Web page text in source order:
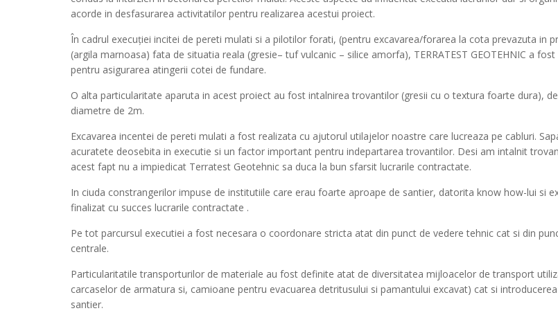
acorde in desfasurarea activitatilor pentru realizarea acestui proiect.
În cadrul execuției incitei de pereti mulati si a pilotilor forati, (pentru excavarea/forarea la cota prevazuta
(argila marnoasa) fata de situatia reala (gresie– tuf vulcanic – silice amorfa), TERRATEST GEOTEHNIC a
pentru asigurarea atingerii cotei de fundare.
O alta particularitate aparuta in acest proiect au fost intalnirea trovantilor (gresii cu o textura foarte dura),
diametre de 2m.
Excavarea incentei de pereti mulati a fost realizata cu ajutorul utilajelor noastre care lucreaza pe cabluri.
acuratete deosebita in executie si un factor important pentru indepartarea trovantilor. Desi am intalnit
acest fapt nu a impiedicat Terratest Geotehnic sa duca la bun sfarsit lucrarile contractate.
In ciuda constrangerilor impuse de institutiile care erau foarte aproape de santier, datorita know how-lui si
finalizat cu succes lucrarile contractate .
Pe tot parcursul executiei a fost necesara o coordonare stricta atat din punct de vedere tehnic cat si din
centrale.
Particularitatile transporturilor de materiale au fost definite atat de diversitatea mijloacelor de transport
carcaselor de armatura si, camioane pentru evacuarea detritusului si pamantului excavat) cat si
santier.